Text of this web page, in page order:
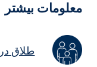
معلومات بیشتر
طلاق در